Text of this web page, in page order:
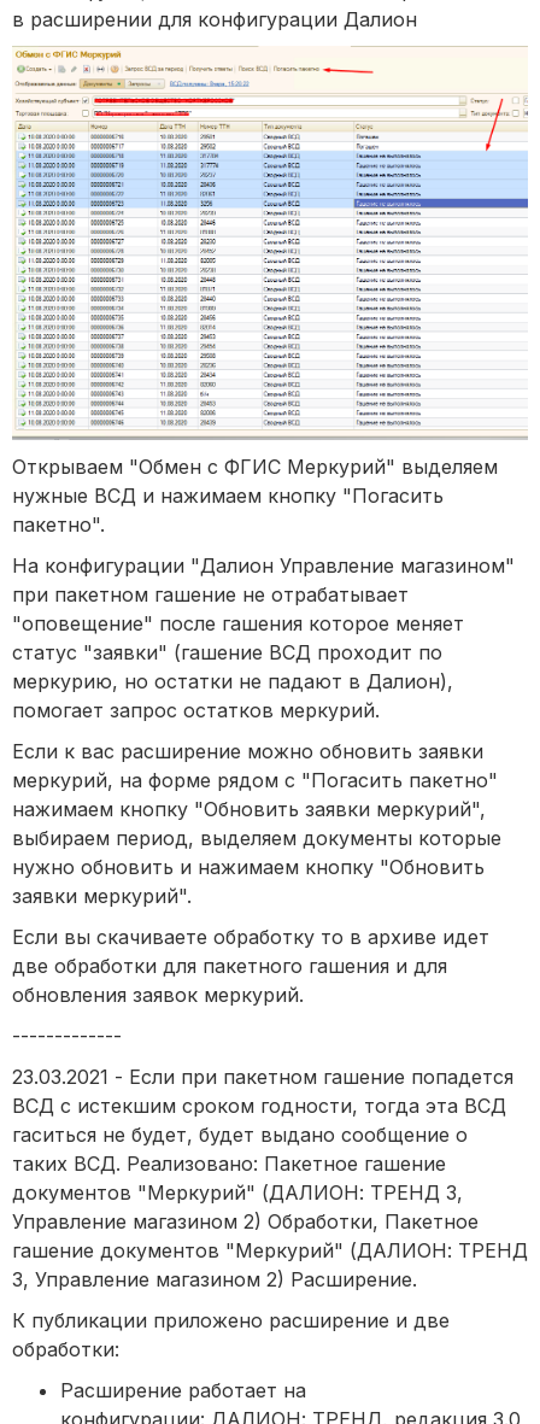
в расширении для конфигурации Далион
Открываем "Обмен с ФГИС Меркурий" выделяем
нужные ВСД и нажимаем кнопку "Погасить
пакетно".
На конфигурации "Далион Управление магазином"
при пакетном гашение не отрабатывает
"оповещение" после гашения которое меняет
статус "заявки" (гашение ВСД проходит по
меркурию, но остатки не падают в Далион),
помогает запрос остатков меркурий.
Если к вас расширение можно обновить заявки
меркурий, на форме рядом с "Погасить пакетно"
нажимаем кнопку "Обновить заявки меркурий",
выбираем период, выделяем документы которые
нужно обновить и нажимаем кнопку "Обновить
заявки меркурий".
Если вы скачиваете обработку то в архиве идет
две обработки для пакетного гашения и для
обновления заявок меркурий.
-------------
23.03.2021 - Если при пакетном гашение попадется
ВСД с истекшим сроком годности, тогда эта ВСД
гаситься не будет, будет выдано сообщение о
таких ВСД. Реализовано: Пакетное гашение
документов "Меркурий" (ДАЛИОН: ТРЕНД 3,
Управление магазином 2) Обработки, Пакетное
гашение документов "Меркурий" (ДАЛИОН: ТРЕНД
3, Управление магазином 2) Расширение.
К публикации приложено расширение и две
обработки:
Расширение работает на